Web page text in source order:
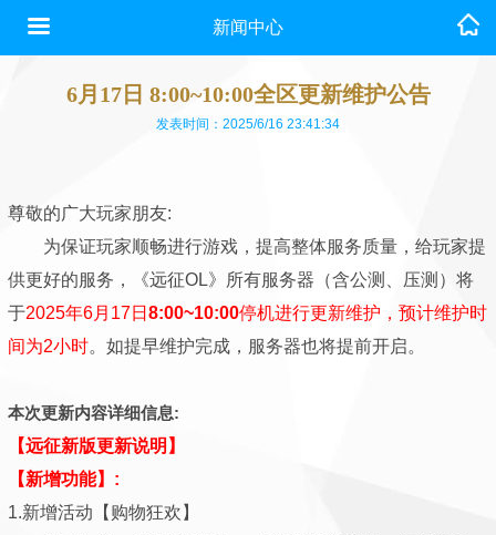
新闻中心
6月17日 8:00~10:00全区更新维护公告
发表时间：2025/6/16 23:41:34
尊敬的广大玩家朋友:
为保证玩家顺畅进行游戏，提高整体服务质量，给玩家提
供更好的服务，《远征OL》所有服务器（含公测、压测）将
于2025年6月17日 8:00~10:00停机进行更新维护，预计维护时
间为2小时。如提早维护完成，服务器也将提前开启。
本次更新内容详细信息:
【远征新版更新说明】
【新增功能】:
1.新增活动【购物狂欢】